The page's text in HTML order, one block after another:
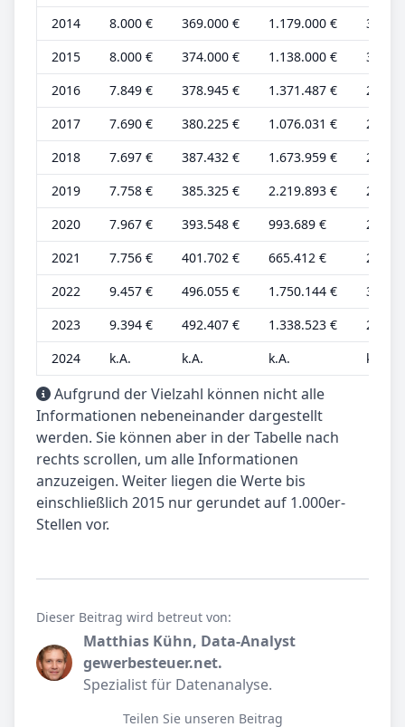
2014
8.000 € 369.000 € 1.179.000 €
3.000
2015
8.000 € 374.000 € 1.138.000 €
3.000
2016
7.849 € 378.945 € 1.371.487 €
2.803
2017
7.690 € 380.225 € 1.076.031 €
2.746
2018
7.697 € 387.432 € 1.673.959 €
2.749
2019
7.758 € 385.325 € 2.219.893 €
2.771
2020
7.967 € 393.548 € 993.689 €
2.845
2021
7.756 € 401.702 € 665.412 €
2.770
2022
9.457 € 496.055 € 1.750.144 €
3.378
2023
9.394 € 492.407 € 1.338.523 €
2.847
2024
k.A. k.A. k.A. k.A.
Aufgrund der Vielzahl können nicht alle
Informationen nebeneinander dargestellt
werden. Sie können aber in der Tabelle nach
rechts scrollen, um alle Informationen
anzuzeigen. Weiter liegen die Werte bis
einschließlich 2015 nur gerundet auf 1.000er-
Stellen vor.
Dieser Beitrag wird betreut von:
Matthias Kühn, Data-Analyst
gewerbesteuer.net.
Spezialist für Datenanalyse.
Teilen Sie unseren Beitrag